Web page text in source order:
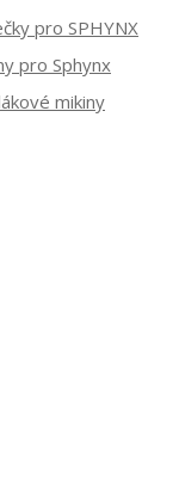
pro SPHYNX
pro Sphynx
mikiny